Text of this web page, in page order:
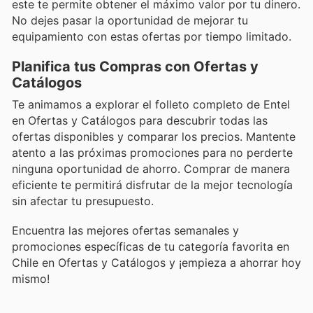
este te permite obtener el máximo valor por tu dinero.
No dejes pasar la oportunidad de mejorar tu
equipamiento con estas ofertas por tiempo limitado.
Planifica tus Compras con Ofertas y
Catálogos
Te animamos a explorar el folleto completo de Entel
en Ofertas y Catálogos para descubrir todas las
ofertas disponibles y comparar los precios. Mantente
atento a las próximas promociones para no perderte
ninguna oportunidad de ahorro. Comprar de manera
eficiente te permitirá disfrutar de la mejor tecnología
sin afectar tu presupuesto.
Encuentra las mejores ofertas semanales y
promociones específicas de tu categoría favorita en
Chile en Ofertas y Catálogos y ¡empieza a ahorrar hoy
mismo!